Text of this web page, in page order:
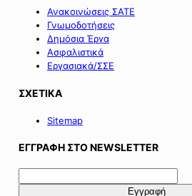
Ανακοινώσεις ΣΑΤΕ
Γνωμοδοτήσεις
Δημόσια Έργα
Ασφαλιστικά
Εργασιακά/ΣΣΕ
ΣΧΕΤΙΚΑ
Sitemap
ΕΓΓΡΑΦΗ ΣΤΟ NEWSLETTER